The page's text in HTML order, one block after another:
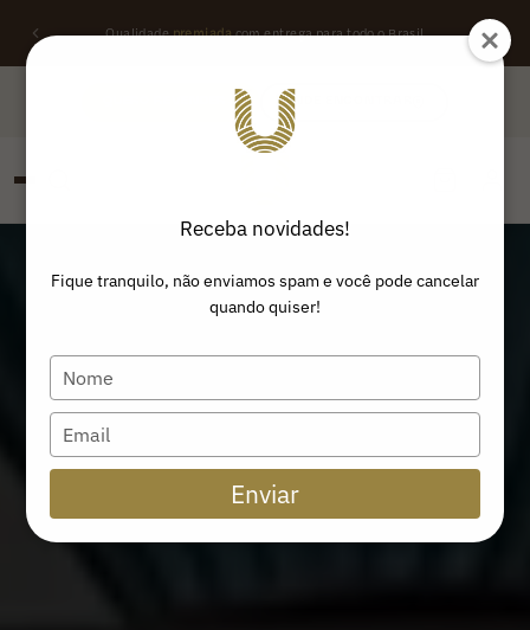
Qualidadepremiadacom entrega para todo o Brasil
ONDE ENCONTRAR
Buscar produtos:
Receba novidades!
Fique tranquilo, não enviamos spam e você pode cancelar
quando quiser!
Type
your
name
Type
your
email
Enviar